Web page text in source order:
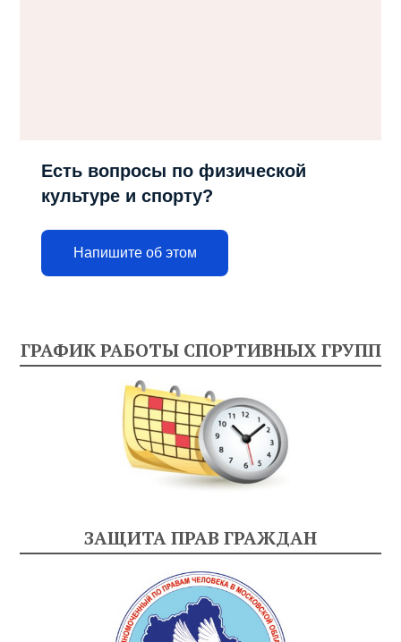
Есть вопросы по физической
культуре и спорту?
Напишите об этом
ГРАФИК РАБОТЫ СПОРТИВНЫХ ГРУПП
ЗАЩИТА ПРАВ ГРАЖДАН